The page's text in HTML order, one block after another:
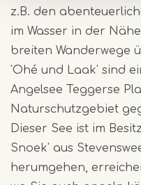
z.B. den
im Wasser in der
breiten Wanderwege
'Ohé und Laak' sind
Angelsee Teggerse
Naturschutzgebiet
Dieser See ist im
Snoek' aus
herumgehen,